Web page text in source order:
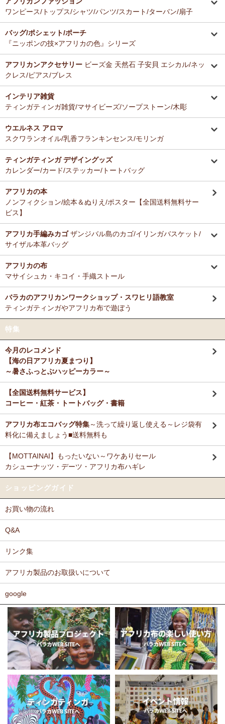
ーナー新入荷！
12/16：ガウチョパンツ～キテンゲ◇ハイクオリティ◇で仕立てた
新作登場！～楽ちんクロップド丈～
12/16：キテンゲ 本革ショルダーミニバッグ 3WAY 斜掛けOK～
キテンゲ◇ハイクオリティ◇で仕立てた新作登場！『ニッポンの
技×アフリカの色』
12/4：ティンガティンガ・アート～Mサイズの作品 新入荷！作家
名ごとに2つのカテゴリーでご紹介します
→ 作家名 A―L
→ 作家名 M―Z
12/4：ティンガティンガ・アート～チャリンダの作品コーナー
入荷！
私たちバラカは、チャリンダが遺してくださった作品を、これか
らも大切に紹介してまいります。
ナー新入荷！
12/3：巻くポーチ 〈2サイズ展開〉～ガラスとんぼ玉付き 新入
荷！
12/3：ティンガティンガ・アート～Sサイズの作品 新入荷！作家
名ごとに2つのカテゴリーでご紹介します
→ 作家名 A―L
→ 作家名 M―Z
11/25：ティンガティンガ・アート～Lサイズの作品 新入荷！作家
→ 作家名 A―L
→ 作家名 M―Z
11/25：ティンガティンガ・アート～Sサイズの作品 新入荷！作家
11/21：【新登場】サロペットパンツ～ゆったり2way～
大人上品シルエット
11/20：キテンゲ本革 ころりんトートバッグ～キテンゲ◇ハイク
オリティ◇で仕立てた新作登場！『ニッポンの技×アフリカの色』
ケあり 賞味期限間近セール！
11/18：ティンガティンガ・アート【会員様シークレットセール】
11/17：ティンガティンガ・アート～ロングサイズ（縦長・横長）
の作品新入荷！
11/17：ティンガティンガ・アート～マサイの作品新入荷！
～木彫職人ハンドメイド
荷！
11/11：ティンガティンガ・アート～Sサイズの作品 新入荷！作家
名ごとに2つのカテゴリーでご紹介します
→ 作家名 A―L
11/10：ティンガティンガ・アート【会員様シークレットセール】
～ワケあり限定品入荷！
11/5：ティンガティンガ・アート～Lサイズの作品 新入荷！作家
名ごとに2つのカテゴリーでご紹介します
→ 作家名 A―L
→ 作家名 M―Z
11/5：ティンガティンガ・アート～チャリンダの作品コーナー新
入荷！
私たちバラカは、チャリンダが遺してくださった作品を、これか
らも大切に紹介してまいります。
とても美味しくて毎日使っています。どのお料理なんにでも合いま
す。
Ａ さまより ティンガティンガ・アートへのご感想
ドゥケさんの画は数年前から気になっていて、今回思いきって購入す
ることにしました。とても楽しみにしております。
バラカの紅茶は香りがよくて大好きです。これからも愛飲させていた
だきます。
Ｓ さまより キテンゲ平ポーチへのご感想
以前プレゼントでいただいた平ポーチ、母子手帳がちょうど入り、毎
日使っています。
今回同じ「中サイズ」を買いましたが、造りがわずかに異なるよう
で、1センチくらい心持ち小くて母子手帳がぎりぎり入りませんでし
でもこちらもカワイイので化粧入れなどに使います。
ミルクティーに合わせる毎朝の紅茶として、味とコストのバランスが
非常に良く、長く家族で愛飲しています。
M さまより キテンゲde洗える立体布マスク～やさしいゴ
ム リバーシブルOKへのご感想
お揃いの柄のフレアスリーブワンピースとペアで使ってます！大のお
気に入り♪
Ｙ さまより キテンゲティアードパンツへのご感想
M さまより キテンゲ ランチクロスへのご感想
たいへん吸水性良いです。大判でハンカチとして便利に使えます。
T さまより キテンゲ フレアスリーブ ロングワンピースへ
のご感想
デザイン、着心地、完璧です！ずっと作って欲しいです。よろしくお
願いします！
Ｎさまより キテンゲ リバーシブルB4トートバッグへのご
感想
以上に頑丈で持ちやすい。
Ｆさまより キテンゲ へのご感想
どのキテンゲも素敵な柄ばかりであれもこれも欲しかったのですが、
おこうと思っています。
ダンで北欧テイストを思わせるようなものもあったりして、毎回購入
するたびに嬉しく眺め入っております。
この布では何を作ろうか、どう飾ろうか・・・などと、想像力をかき
布の手触りもよく、縫いやすいので、大変気に入っております。
ホームページには目の詰まった綿素材のものを仕入れているとありま
したが、薄手のものや、ちょっと変わった素材のものも気になりま
す。常にたくさんの種類のあるカンガやキテンゲですが、新作新柄が
どんどん増えることを期待しております。
Ｔさまより ソープストーン絵皿へのご感想
アフリカン調の雑貨を並べて、玄関でキーを入れて見せるインテリア
として使っています。
重さがあり安定感があるので使いやすいと思います。
ワンピース/トップス/シャツ/パンツ/スカート/ターバン/扇子
バッグ/ポシェット/ポーチ
『ニッポンの技×アフリカの色』シリーズ
アフリカンアクセサリー ビーズ金 天然石 子安貝 エシカル/ネッ
クレス/ピアス/ブレス
インテリア雑貨
ティンガティンガ雑貨/マサイビーズ/ソープストーン/木彫
ウエルネス アロマ
スクワランオイル/乳香フランキンセンス/モリンガ
ティンガティンガ デザイングッズ
カレンダー/カード/ステッカー/トートバッグ
アフリカの本
ノンフィクション/絵本＆ぬりえ/ポスター【全国送料無料サー
ビス】
アフリカ手編みカゴザンジバル島のカゴ/イリンガバスケット/
サイザル本革バッグ
アフリカの布
マサイシュカ・キコイ・手織ストール
バラカのアフリカンワークショップ・スワヒリ語教室
ティンガティンガやアフリカ布で遊ぼう
特集
今月のレコメンド
【海の日アフリカ夏まつり】
～暑さふっとぶハッピーカラー～
【全国送料無料サービス】
コーヒー・紅茶・トートバッグ・書籍
アフリカ布エコバッグ特集～洗って繰り返し使える～レジ袋有
料化に備えましょう■送料無料も
【MOTTAINAI】もったいない～ワケありセール
カシューナッツ・デーツ・アフリカ布ハギレ
ショッピングガイド
お買い物の流れ
Q&A
リンク集
アフリカ製品のお取扱いについて
google